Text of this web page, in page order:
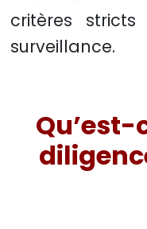
critères
surveillance.
Qu’est-